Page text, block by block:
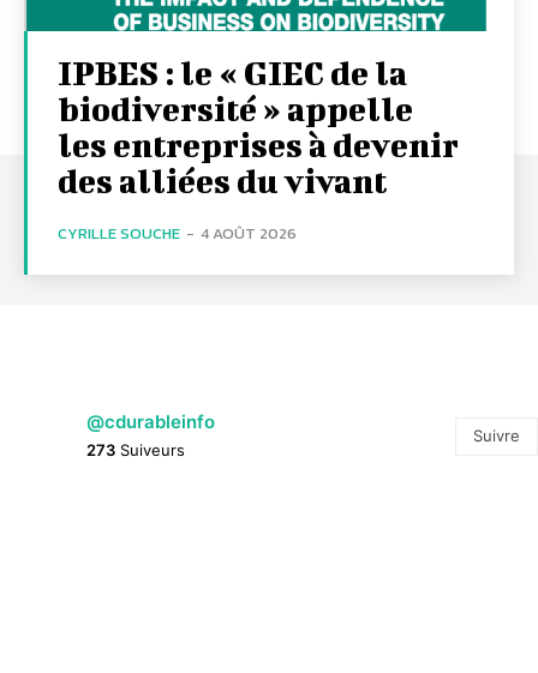
IPBES : le « GIEC de la
biodiversité » appelle
les entreprises à devenir
des alliées du vivant
CYRILLE SOUCHE - 4 AOÛT 2026
@cdurableinfo
273 Suiveurs
Suivre